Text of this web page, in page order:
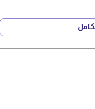
|| منطقة لعب للأطفال ||